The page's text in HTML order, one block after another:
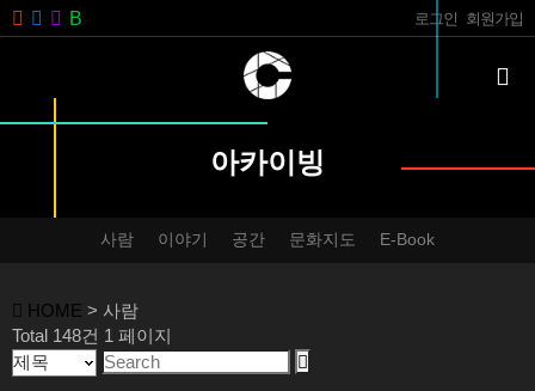
로그인 회원가입
아카이빙
사람 이야기 공간 문화지도 E-Book
HOME > 사람
Total 148건 1 페이지